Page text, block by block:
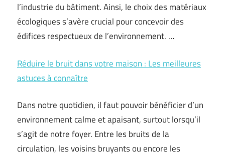
l’industrie du bâtiment. Ainsi, le choix des matériaux
écologiques s’avère crucial pour concevoir des
édifices respectueux de l’environnement. …
Réduire le bruit dans votre maison : Les meilleures
astuces à connaître
Dans notre quotidien, il faut pouvoir bénéficier d’un
environnement calme et apaisant, surtout lorsqu’il
s’agit de notre foyer. Entre les bruits de la
circulation, les voisins bruyants ou encore les